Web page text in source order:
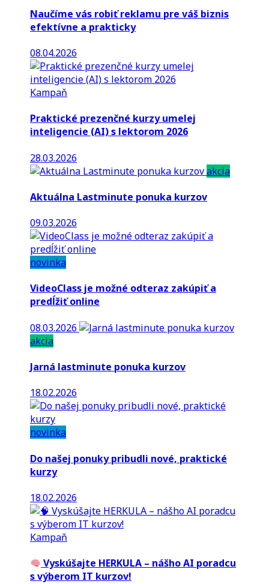
Naučíme vás robiť reklamu pre váš biznis
efektívne a prakticky
08.04.2026
Kampaň
Praktické prezenčné kurzy umelej
inteligencie (AI) s lektorom 2026
28.03.2026
akcia
Aktuálna Lastminute ponuka kurzov
09.03.2026
novinka
VideoClass je možné odteraz zakúpiť a
predĺžiť online
08.03.2026
akcia
Jarná lastminute ponuka kurzov
18.02.2026
novinka
Do našej ponuky pribudli nové, praktické
kurzy
18.02.2026
Kampaň
Vyskúšajte HERKULA – nášho AI poradcu
s výberom IT kurzov!